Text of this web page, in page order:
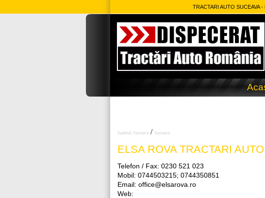
TRACTARI AUTO SUCEAVA
Judetul Suceava / Suceava
ELSA ROVATRACTARI
Telefon / Fax: 0230 521 023
Mobil: 0744503215; 0744350851
Email: office@elsarova.ro
Web: